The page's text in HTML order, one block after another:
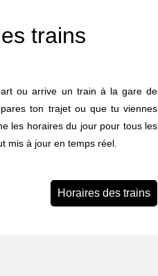
trains
ou arrive un train à la gare de
ton trajet ou que tu viennes
les horaires du jour pour tous les
mis à jour en temps réel.
Horaires des trains